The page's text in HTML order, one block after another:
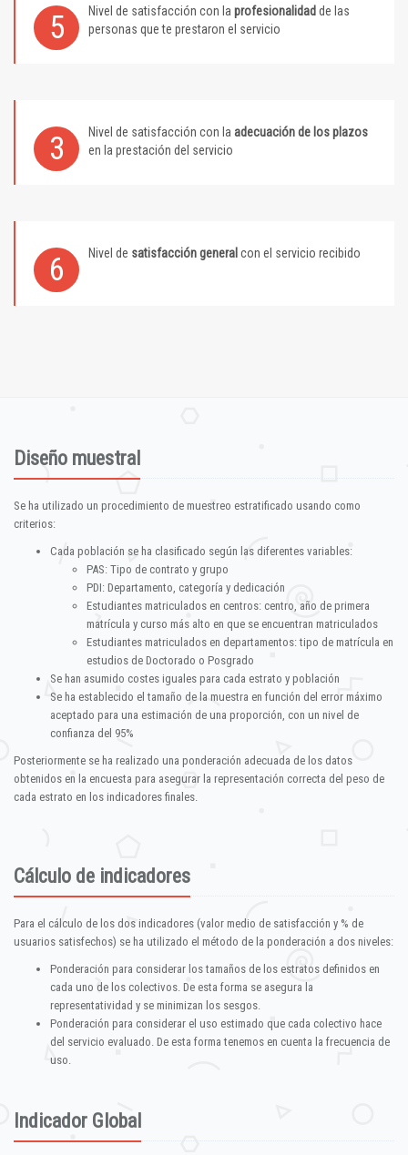
5 Nivel de satisfacción con la profesionalidad de las
personas que te prestaron el servicio
3 Nivel de satisfacción con la adecuación de los plazos
en la prestación del servicio
6 Nivel de satisfacción general con el servicio recibido
Diseño muestral
Se ha utilizado un procedimiento de muestreo estratificado usando como
criterios:
Cada población se ha clasificado según las diferentes variables:
PAS: Tipo de contrato y grupo
PDI: Departamento, categoría y dedicación
Estudiantes matriculados en centros: centro, año de primera
matrícula y curso más alto en que se encuentran matriculados
Estudiantes matriculados en departamentos: tipo de matrícula en
estudios de Doctorado o Posgrado
Se han asumido costes iguales para cada estrato y población
Se ha establecido el tamaño de la muestra en función del error máximo
aceptado para una estimación de una proporción, con un nivel de
confianza del 95%
Posteriormente se ha realizado una ponderación adecuada de los datos
obtenidos en la encuesta para asegurar la representación correcta del peso de
cada estrato en los indicadores finales.
Cálculo de indicadores
Para el cálculo de los dos indicadores (valor medio de satisfacción y % de
usuarios satisfechos) se ha utilizado el método de la ponderación a dos niveles:
Ponderación para considerar los tamaños de los estratos definidos en
cada uno de los colectivos. De esta forma se asegura la
representatividad y se minimizan los sesgos.
Ponderación para considerar el uso estimado que cada colectivo hace
del servicio evaluado. De esta forma tenemos en cuenta la frecuencia de
uso.
Indicador Global